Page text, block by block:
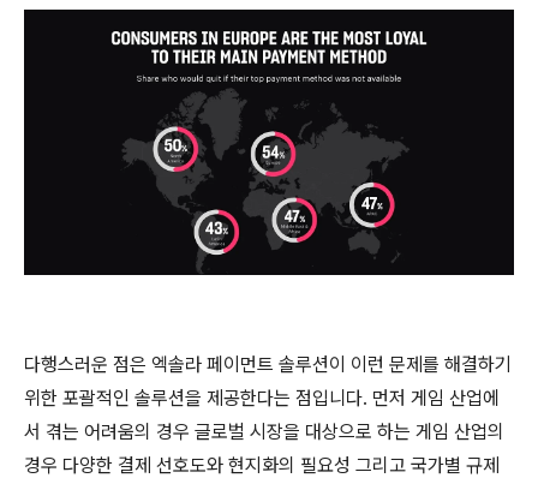
다행스러운 점은 엑솔라 페이먼트 솔루션이 이런 문제를 해결하기
위한 포괄적인 솔루션을 제공한다는 점입니다. 먼저 게임 산업에
서 겪는 어려움의 경우 글로벌 시장을 대상으로 하는 게임 산업의
경우 다양한 결제 선호도와 현지화의 필요성 그리고 국가별 규제